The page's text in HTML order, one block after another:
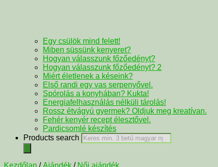
Egy csülök mind felett!
Miben süssünk kenyeret?
Hogyan válasszunk főzőedényt?
Hogyan válasszunk főzőedényt? 2
Miért életlenek a késeink?
Első randi egy vas serpenyővel.
Spórolás a konyhában? Kukta!
Energiafelhasználás nélküli tárolás!
Rossz étvágyú gyermek? Oldjuk meg kreatívan.
Fehér kenyér recept élesztővel.
Pardicsomlé készítés
Products search
Kezdőlap /Ajándék / Női ajándék